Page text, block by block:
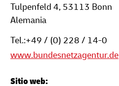
Tulpenfeld 4, 53113 Bonn
Alemania
Tel.:+49 / (0) 228 / 14-0
www.bundesnetzagentur.de
Sitio web: